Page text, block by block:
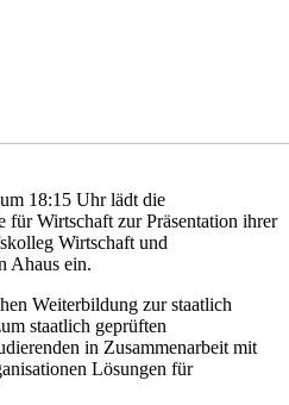
um 18:15 Uhr lädt die
für Wirtschaft zur Präsentation ihrer
Wirtschaft und
Ahaus ein.
Weiterbildung zurstaatlich
staatlich geprüften
in Zusammenarbeit mit
Lösungen für